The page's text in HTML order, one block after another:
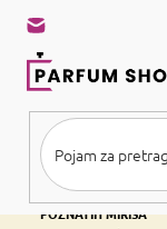
sadržaj
BESPLATNA
POZNATIH MIRISA